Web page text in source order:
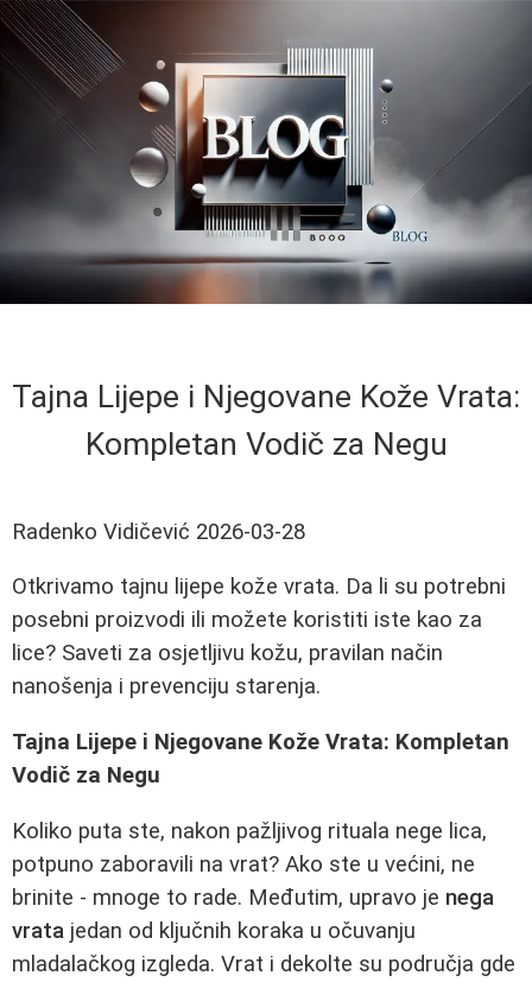
Tajna Lijepe i Njegovane Kože Vrata:
Kompletan Vodič za Negu
Radenko Vidičević 2026-03-28
Otkrivamo tajnu lijepe kože vrata. Da li su potrebni
posebni proizvodi ili možete koristiti iste kao za
lice? Saveti za osjetljivu kožu, pravilan način
nanošenja i prevenciju starenja.
Tajna Lijepe i Njegovane Kože Vrata: Kompletan
Vodič za Negu
Koliko puta ste, nakon pažljivog rituala nege lica,
potpuno zaboravili na vrat? Ako ste u većini, ne
brinite - mnoge to rade. Međutim, upravo je nega
vrata jedan od ključnih koraka u očuvanju
mladalačkog izgleda. Vrat i dekolte su područja gde